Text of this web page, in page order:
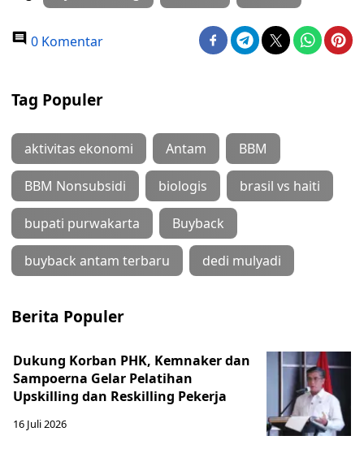
0 Komentar
Tag Populer
aktivitas ekonomi Antam BBM
BBM Nonsubsidi biologis brasil vs haiti
bupati purwakarta Buyback
buyback antam terbaru dedi mulyadi
Berita Populer
Dukung Korban PHK, Kemnaker dan
Sampoerna Gelar Pelatihan
Upskilling dan Reskilling Pekerja
16 Juli 2026